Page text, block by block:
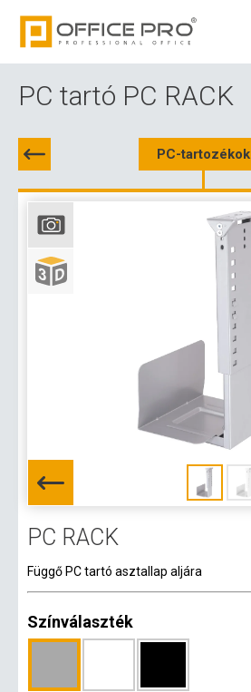
PC tartó PC RACK
PC-tartozékok
PC RACK
Függő PC tartó asztallap aljára
Színválaszték